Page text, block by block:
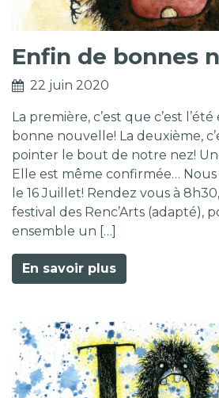
Enfin de bonnes
22 juin 2020
La première, c’est que c’est
bonne nouvelle! La deuxième,
pointer le bout de notre nez!
Elle est même confirmée…
le 16 Juillet! Rendez vous à
festival des Renc’Arts (adapté),
ensemble un […]
En savoir plus